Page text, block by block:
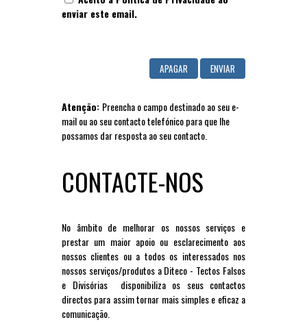
enviar este email.
Atenção: Preencha o campo destinado ao seu e-
mail ou ao seu contacto telefónico para que lhe
possamos dar resposta ao seu contacto.
CONTACTE-NOS
No âmbito de melhorar os nossos serviços e
prestar um maior apoio ou esclarecimento aos
nossos clientes ou a todos os interessados nos
nossos serviços/produtos a Diteco - Tectos Falsos
e Divisórias disponibiliza os seus contactos
directos para assim tornar mais simples e eficaz a
comunicação.